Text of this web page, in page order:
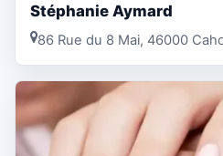
Stéphanie Aymard
86 Rue du 8 Mai, 46000